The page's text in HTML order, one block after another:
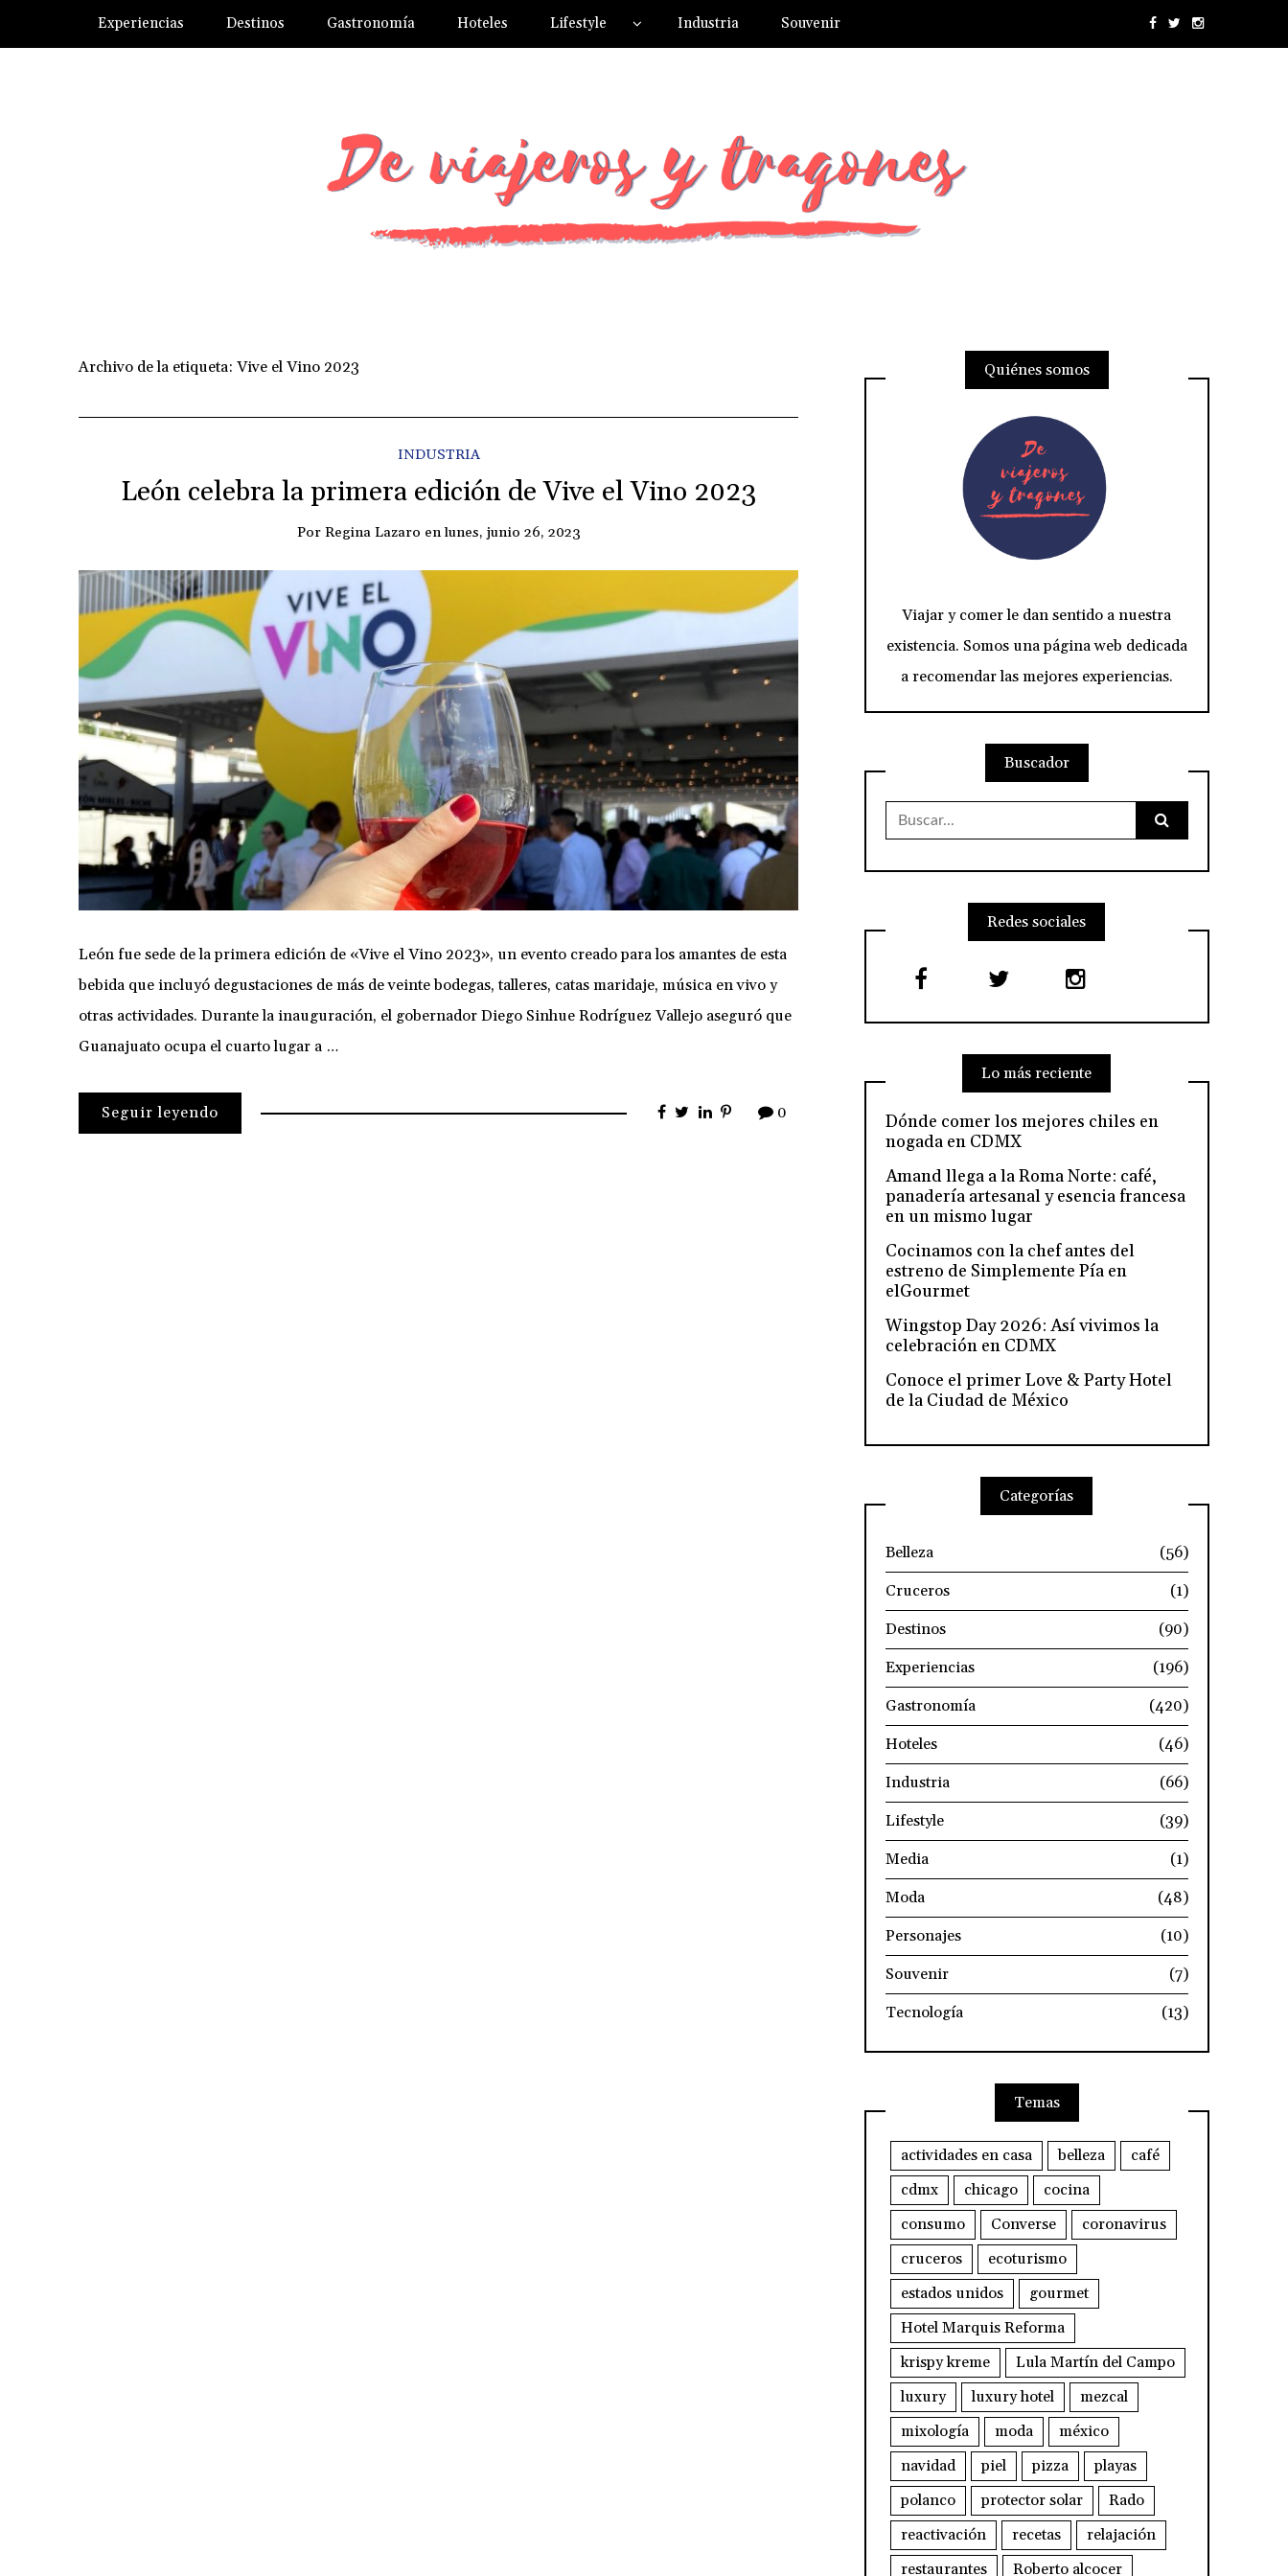
Experiencias Destinos Gastronomía Hoteles Lifestyle Industria Souvenir
Archivo de la etiqueta: Vive el Vino 2023
INDUSTRIA
León celebra la primera edición de Vive el Vino 2023
Por Regina Lazaro enlunes, junio 26, 2023
León fue sede de la primera edición de «Vive el Vino 2023», un evento creado para los amantes de esta
bebida que incluyó degustaciones de más de veinte bodegas, talleres, catas maridaje, música en vivo y
otras actividades. Durante la inauguración, el gobernador Diego Sinhue Rodríguez Vallejo aseguró que
Guanajuato ocupa el cuarto lugar a …
Seguir leyendo 0
Quiénes somos
Viajar y comer le dan sentido a nuestra
existencia. Somos una página web dedicada
a recomendar las mejores experiencias.
Buscador
Redes sociales
Lo más reciente
Dónde comer los mejores chiles en
nogada en CDMX
Amand llega a la Roma Norte: café,
panadería artesanal y esencia francesa
en un mismo lugar
Cocinamos con la chef antes del
estreno de Simplemente Pía en
elGourmet
Wingstop Day 2026: Así vivimos la
celebración en CDMX
Conoce el primer Love & Party Hotel
de la Ciudad de México
Categorías
Belleza
(56)
Cruceros
(1)
Destinos
(90)
Experiencias
(196)
Gastronomía
(420)
Hoteles
(46)
Industria
(66)
Lifestyle
(39)
Media
(1)
Moda
(48)
Personajes
(10)
Souvenir
(7)
Tecnología
(13)
Temas
actividades en casa belleza
café
cdmx
chicago
cocina
consumo
Converse
coronavirus
cruceros
ecoturismo
estados unidos
gourmet
Hotel Marquis Reforma
krispy kreme
Lula Martín del Campo
luxury
luxury hotel
mezcal
mixología
moda
méxico
navidad
piel pizza
playas
polanco
protector solar
Rado
reactivación
recetas
relajación
restaurantes
Roberto alcocer